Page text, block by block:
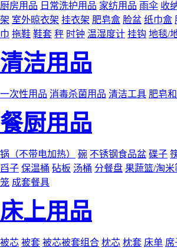
厨房用品 日常洗护用品 家纺用品 雨伞 收
架 室外晾衣架 挂衣架 肥皂盒 脸盆 纸巾盒
巾 拖鞋 鞋套 秤 时钟 温湿度计 挂钩 地毯/
清洁用品
一次性用品 消毒杀菌用品 清洁工具 肥皂
餐厨用品
锅（不带电加热） 碗 不锈钢食品盆 碟子
舀子 保温桶 砧板 汤桶 分餐盘 果蔬篮/淘米
笼 成套餐具
床上用品
被芯 被套 被芯被套组合 枕芯 枕套 床单 席